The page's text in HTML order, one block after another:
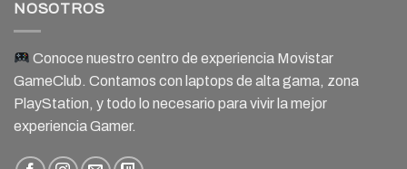
NOSOTROS
Conoce nuestro centro de experiencia Movistar
GameClub. Contamos con laptops de alta gama, zona
PlayStation, y todo lo necesario para vivir la mejor
experiencia Gamer.